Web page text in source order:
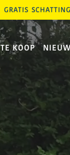
GRATIS SCHATTING
TE KOOP